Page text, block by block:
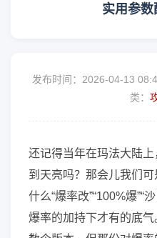
实用参数
发布时间：2026-04-13
类：
还记得当年在玛法大陆
到天亮吗？那会儿我们可
什么“爆率改”“100%爆”“
爆率的加持下才有的底